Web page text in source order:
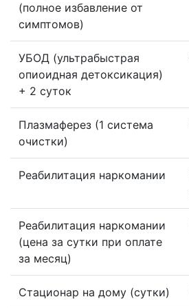
(полное избавление от
симптомов)
УБОД (ультрабыстрая
опиоидная детоксикация)
+ 2 суток
Плазмаферез (1 система
очистки)
Реабилитация наркомании
Реабилитация наркомании
(цена за сутки при оплате
за месяц)
Стационар на дому (сутки)